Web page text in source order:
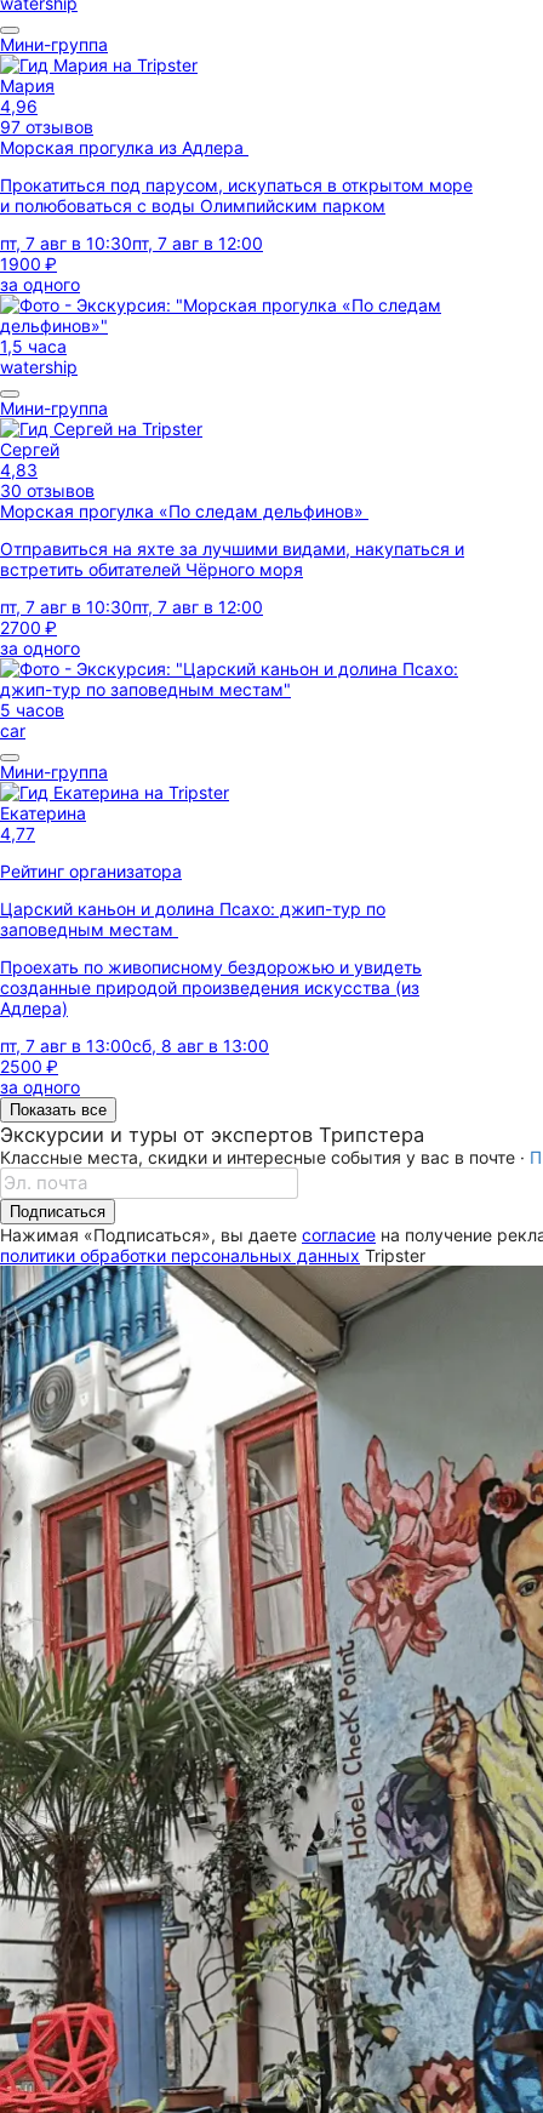
Мини-группа
Мария
4,96
97 отзывов
Морская прогулка из Адлера
Прокатиться под парусом, искупаться в открытом море
и полюбоваться с воды Олимпийским парком
пт, 7 авг в 10:30пт, 7 авг в 12:00
1900 ₽
за одного
1,5 часа
watership
Мини-группа
Сергей
4,83
30 отзывов
Морская прогулка «По следам дельфинов»
Отправиться на яхте за лучшими видами, накупаться и
встретить обитателей Чёрного моря
пт, 7 авг в 10:30пт, 7 авг в 12:00
2700 ₽
за одного
5 часов
car
Мини-группа
Екатерина
4,77
Рейтинг организатора
Царский каньон и долина Псахо: джип-тур по
заповедным местам
Проехать по живописному бездорожью и увидеть
созданные природой произведения искусства (из
Адлера)
пт, 7 авг в 13:00сб, 8 авг в 13:00
2500 ₽
за одного
Показать все
Экскурсии и туры от экспертов Трипстера
Классные места, скидки и интересные события у вас в почте ·
Подписаться
Нажимая «Подписаться», вы даете согласие на получение
политики обработки персональных данных Tripster